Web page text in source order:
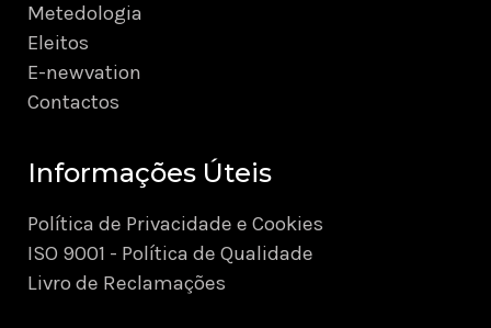
Metedologia
Eleitos
E-newvation
Contactos
Informações Úteis
Política de Privacidade e Cookies
ISO 9001 - Política de Qualidade
Livro de Reclamações